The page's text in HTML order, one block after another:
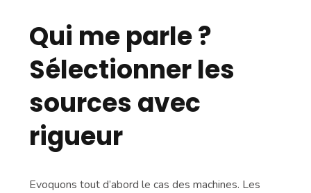
Qui me parle ?
Sélectionner les
sources avec
rigueur
Evoquons tout d’abord le cas des machines. Les